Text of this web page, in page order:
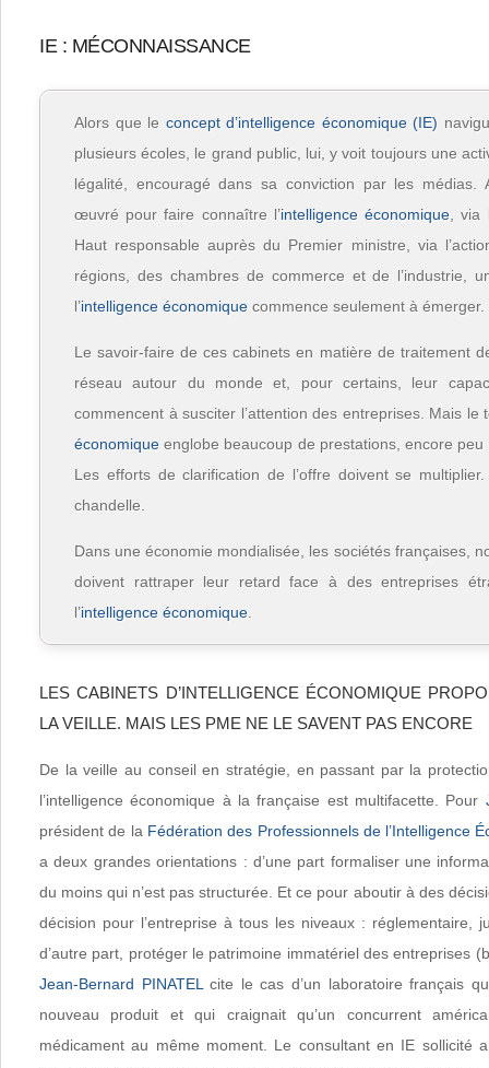
IE : MÉCONNAISSANCE
Alors que le concept d’intelligence économique (IE)
plusieurs écoles, le grand public, lui, y voit toujours une
légalité, encouragé dans sa conviction par les médias.
œuvré pour faire connaître l’intelligence économique ,
Haut responsable auprès du Premier ministre, via
régions, des chambres de commerce et de l’industrie,
l’intelligence économique commence seulement à émerger.
Le savoir-faire de ces cabinets en matière de traitement
réseau autour du monde et, pour certains, leur
commencent à susciter l’attention des entreprises. Mais le
économique englobe beaucoup de prestations, encore peu
Les efforts de clarification de l’offre doivent se
chandelle.
Dans une économie mondialisée, les sociétés françaises,
doivent rattraper leur retard face à des entreprises
l’intelligence économique
LES CABINETS D’INTELLIGENCE ÉCONOMIQUE
LA VEILLE. MAIS LES PME NE LE SAVENT PAS ENCORE
De la veille au conseil en stratégie, en passant par la
l’intelligence économique à la française est multifacette. Pour
président de la Fédération des Professionnels de l’Intelligence
a deux grandes orientations : d’une part formaliser une
du moins qui n’est pas structurée. Et ce pour aboutir à des
décision pour l’entreprise à tous les niveaux : réglementaire,
d’autre part, protéger le patrimoine immatériel des entreprises
Jean-Bernard PINATEL
cite le cas d’un laboratoire français
nouveau produit et qui craignait qu’un concurrent
médicament au même moment. Le consultant en IE sollicité